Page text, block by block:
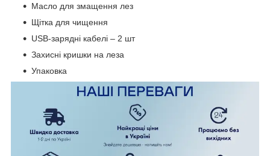
Масло для змащення лез
Щітка для чищення
USB-зарядні кабелі – 2 шт
Захисні кришки на леза
Упаковка